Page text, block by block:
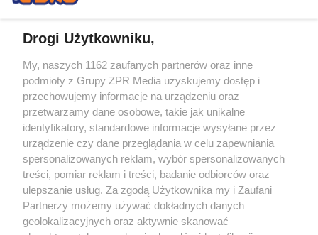
Żaden utwór zamieszczony w serwisie nie może być powielany i
rozpowszechniany lub dalej rozpowszechniany w jakikolwiek sposób (w
tym także elektroniczny lub mechaniczny) na jakimkolwiek polu
eksploatacji w jakiejkolwiek formie, włącznie z umieszczaniem w Internecie
bez pisemnej zgody właściciela praw. Jakiekolwiek użycie lub
wykorzystanie utworów w całości lub w części z naruszeniem prawa, tzn.
bez właściwej zgody, jest zabronione pod groźbą kary i może być ścigane
prawnie.
Drogi Użytkowniku,
My, naszych 1162 zaufanych partnerów oraz inne
podmioty z Grupy ZPR Media uzyskujemy dostęp i
przechowujemy informacje na urządzeniu oraz
przetwarzamy dane osobowe, takie jak unikalne
identyfikatory, standardowe informacje wysyłane przez
urządzenie czy dane przeglądania w celu zapewniania
spersonalizowanych reklam, wybór spersonalizowanych
treści, pomiar reklam i treści, badanie odbiorców oraz
ulepszanie usług. Za zgodą Użytkownika my i Zaufani
Partnerzy możemy używać dokładnych danych
geolokalizacyjnych oraz aktywnie skanować